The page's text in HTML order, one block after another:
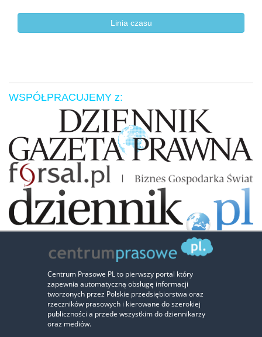
Linia czasu
WSPÓŁPRACUJEMY z:
Zaufali nam:
Centrum Prasowe PL to pierwszy portal który
zapewnia automatyczną obsługę informacji
tworzonych przez Polskie przedsiębiorstwa oraz
rzeczników prasowych i kierowane do szerokiej
publiczności a przede wszystkim do dziennikarzy
oraz mediów.